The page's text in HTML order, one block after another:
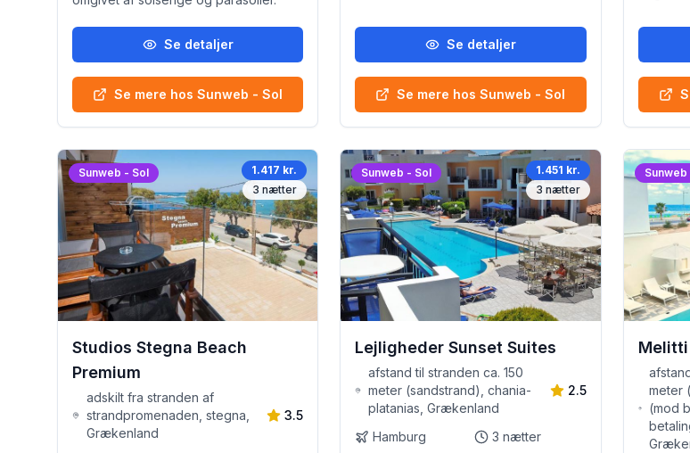
Se detaljer
Se mere hos Sunweb - Sol
Se detaljer
Se mere hos Sunweb - Sol
Sunweb - Sol
1.417 kr.
3 nætter
Studios Stegna Beach
Premium
adskilt fra stranden af
strandpromenaden, stegna,
Grækenland
3.5
Sunweb - Sol
1.451 kr.
3 nætter
Lejligheder Sunset Suites
afstand til stranden ca. 150
meter (sandstrand), chania-
platanias, Grækenland
2.5
Hamburg 3 nætter
Sunweb
meter
(mod